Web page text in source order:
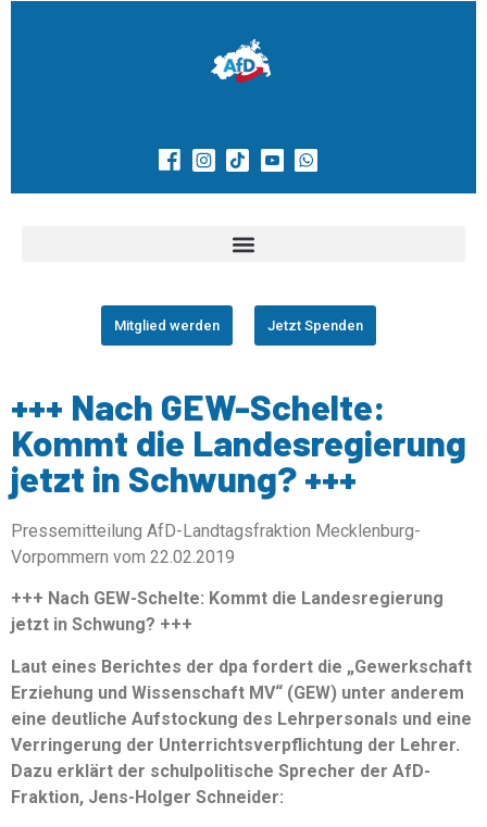
Mitglied werden Jetzt Spenden
+++ Nach GEW-Schelte:
Kommt die Landesregierung
jetzt in Schwung? +++
Pressemitteilung AfD-Landtagsfraktion Mecklenburg-
Vorpommern vom 22.02.2019
+++ Nach GEW-Schelte: Kommt die Landesregierung
jetzt in Schwung? +++
Laut eines Berichtes der dpa fordert die „Gewerkschaft
Erziehung und Wissenschaft MV“ (GEW) unter anderem
eine deutliche Aufstockung des Lehrpersonals und eine
Verringerung der Unterrichtsverpflichtung der Lehrer.
Dazu erklärt der schulpolitische Sprecher der AfD-
Fraktion, Jens-Holger Schneider: